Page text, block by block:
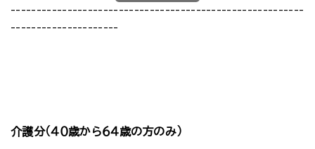
---------------------
介護分（４０歳から６４歳の方のみ）